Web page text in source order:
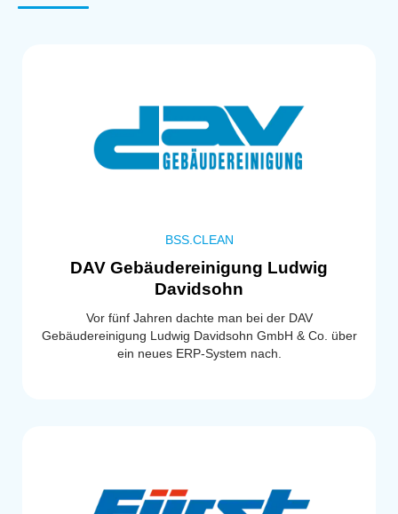
BSS.CLEAN
DAV Gebäudereinigung Ludwig
Davidsohn
Vor fünf Jahren dachte man bei der DAV
Gebäudereinigung Ludwig Davidsohn GmbH & Co. über
ein neues ERP-System nach.